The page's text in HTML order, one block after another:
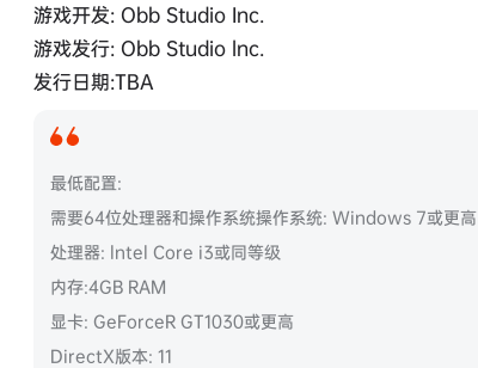
游戏开发: Obb Studio Inc.
游戏发行: Obb Studio lnc.
发行日期:TBA
最低配置:
需要64位处理器和操作系统操作系统: Windows 7或更高
处理器: lntel Core i3或同等级
内存:4GB RAM
显卡: GeForceR GT1030或更高
DirectX版本: 11